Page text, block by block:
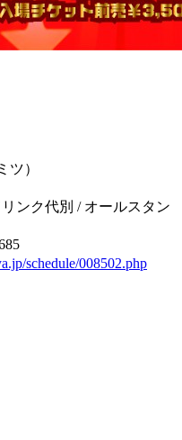
ツ）
ンク代別 / オールスタン
schedule/008502.php